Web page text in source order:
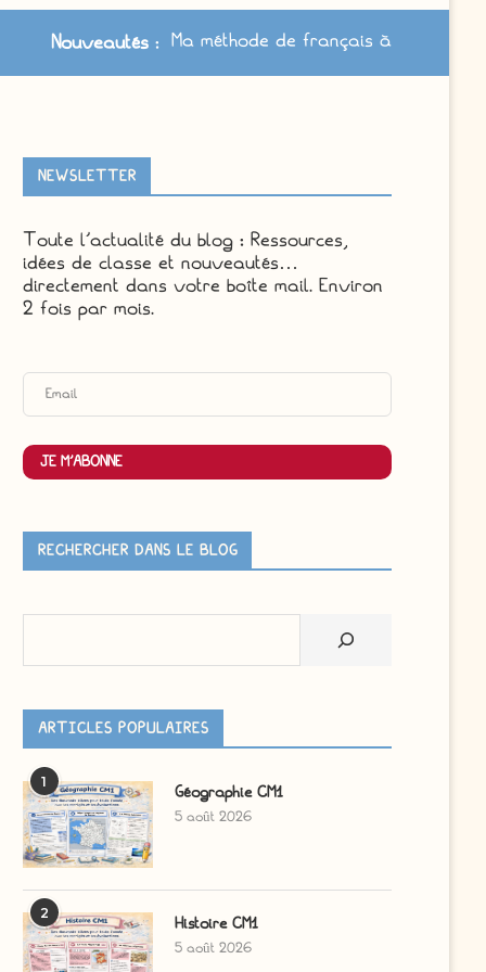
Nouveautés: Ma méthode de français à jour /
NEWSLETTER
Toute l'actualité du blog : Ressources,
idées de classe et nouveautés…
directement dans votre boîte mail. Environ
2 fois par mois.
JE M'ABONNE
RECHERCHER DANS LE BLOG
ARTICLES POPULAIRES
1
Géographie CM1
5 août 2026
2
Histoire CM1
5 août 2026